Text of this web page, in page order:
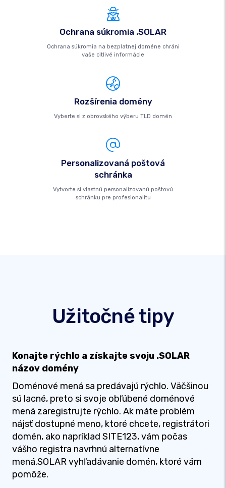
Ochrana súkromia .SOLAR
Ochrana súkromia na bezplatnej doméne chráni
vaše citlivé informácie
Rozšírenia domény
Vyberte si z obrovského výberu TLD domén
Personalizovaná poštová
schránka
Vytvorte si vlastnú personalizovanú poštovú
schránku pre profesionalitu
Užitočné tipy
Konajte rýchlo a získajte svoju .SOLAR
názov domény
Doménové mená sa predávajú rýchlo. Väčšinou
sú lacné, preto si svoje obľúbené doménové
mená zaregistrujte rýchlo. Ak máte problém
nájsť dostupné meno, ktoré chcete, registrátori
domén, ako napríklad SITE123, vám počas
vášho registra navrhnú alternatívne
mená.SOLAR vyhľadávanie domén, ktoré vám
pomôže.